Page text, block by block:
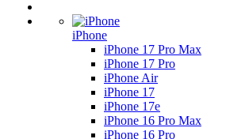
iPhone
iPhone 17 Pro Max
iPhone 17 Pro
iPhone Air
iPhone 17
iPhone 17e
iPhone 16 Pro Max
iPhone 16 Pro